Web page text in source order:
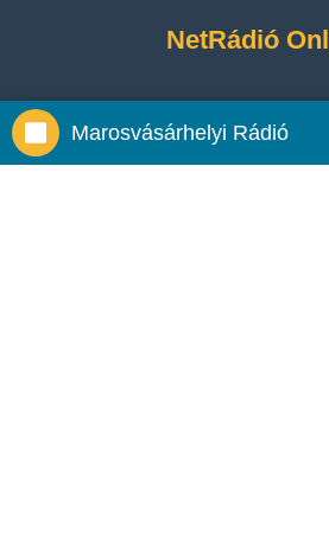
NetRádió
Marosvásárhelyi Rádió